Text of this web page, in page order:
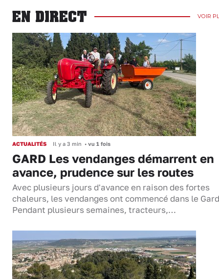
EN DIRECT VOIR
ACTUALITÉS Il y a 3 min • vu 1 fois
GARD Les vendanges démarrent en
avance, prudence sur les routes
Avec plusieurs jours d'avance en raison des fortes
chaleurs, les vendanges ont commencé dans le
Pendant plusieurs semaines, tracteurs,…